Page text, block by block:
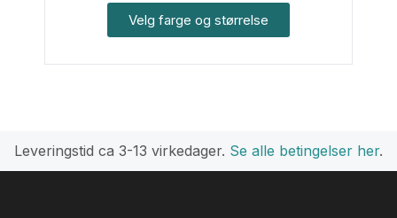
Velg farge og størrelse
Leveringstid ca 3-13 virkedager. Se alle betingelser her.